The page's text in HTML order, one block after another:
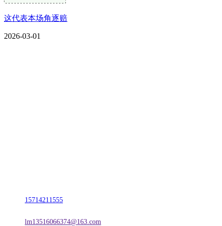
这代表本场角逐赔
2026-03-01
15714211555
lm13516066374@163.com